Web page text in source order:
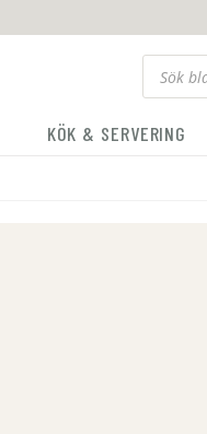
KÖK & SERVERING